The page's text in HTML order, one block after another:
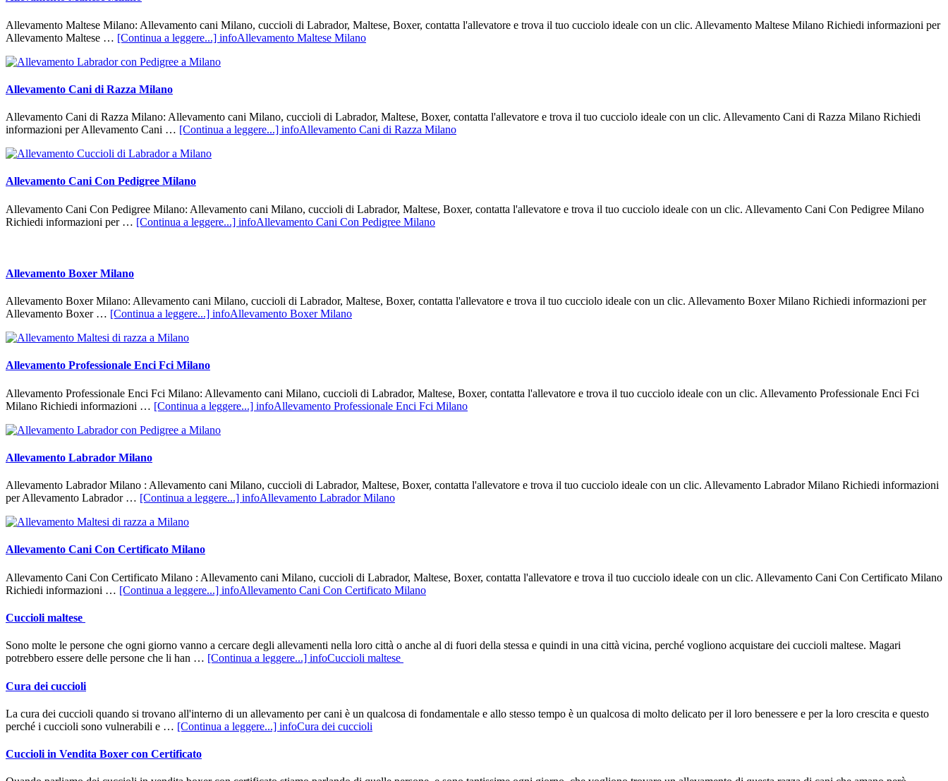
Allevamento Maltese Milano: Allevamento cani Milano, cuccioli di Labrador, Maltese, Boxer, contatta l'allevatore e trova il tuo cucciolo ideale con un clic. Allevamento Maltese Milano Richiedi informazioni per
Allevamento Maltese … [Continua a leggere...] infoAllevamento Maltese Milano
Allevamento Cani di Razza Milano
Allevamento Cani di Razza Milano: Allevamento cani Milano, cuccioli di Labrador, Maltese, Boxer, contatta l'allevatore e trova il tuo cucciolo ideale con un clic. Allevamento Cani di Razza Milano Richiedi
informazioni per Allevamento Cani … [Continua a leggere...] infoAllevamento Cani di Razza Milano
Allevamento Cani Con Pedigree Milano
Allevamento Cani Con Pedigree Milano: Allevamento cani Milano, cuccioli di Labrador, Maltese, Boxer, contatta l'allevatore e trova il tuo cucciolo ideale con un clic. Allevamento Cani Con Pedigree Milano
Richiedi informazioni per … [Continua a leggere...] infoAllevamento Cani Con Pedigree Milano
Allevamento Boxer Milano
Allevamento Boxer Milano: Allevamento cani Milano, cuccioli di Labrador, Maltese, Boxer, contatta l'allevatore e trova il tuo cucciolo ideale con un clic. Allevamento Boxer Milano Richiedi informazioni per
Allevamento Boxer … [Continua a leggere...] infoAllevamento Boxer Milano
Allevamento Professionale Enci Fci Milano
Allevamento Professionale Enci Fci Milano: Allevamento cani Milano, cuccioli di Labrador, Maltese, Boxer, contatta l'allevatore e trova il tuo cucciolo ideale con un clic. Allevamento Professionale Enci Fci
Milano Richiedi informazioni … [Continua a leggere...] infoAllevamento Professionale Enci Fci Milano
Allevamento Labrador Milano
Allevamento Labrador Milano : Allevamento cani Milano, cuccioli di Labrador, Maltese, Boxer, contatta l'allevatore e trova il tuo cucciolo ideale con un clic. Allevamento Labrador Milano Richiedi informazioni
per Allevamento Labrador … [Continua a leggere...] infoAllevamento Labrador Milano
Allevamento Cani Con Certificato Milano
Allevamento Cani Con Certificato Milano : Allevamento cani Milano, cuccioli di Labrador, Maltese, Boxer, contatta l'allevatore e trova il tuo cucciolo ideale con un clic. Allevamento Cani Con Certificato Milano
Richiedi informazioni … [Continua a leggere...] infoAllevamento Cani Con Certificato Milano
Cuccioli maltese
Sono molte le persone che ogni giorno vanno a cercare degli allevamenti nella loro città o anche al di fuori della stessa e quindi in una città vicina, perché vogliono acquistare dei cuccioli maltese. Magari
potrebbero essere delle persone che li han … [Continua a leggere...] infoCuccioli maltese
Cura dei cuccioli
La cura dei cuccioli quando si trovano all'interno di un allevamento per cani è un qualcosa di fondamentale e allo stesso tempo è un qualcosa di molto delicato per il loro benessere e per la loro crescita e questo
perché i cuccioli sono vulnerabili e … [Continua a leggere...] infoCura dei cuccioli
Cuccioli in Vendita Boxer con Certificato